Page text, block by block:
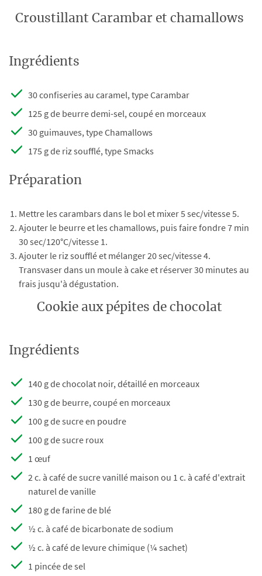
Croustillant Carambar et chamallows
Ingrédients
30 confiseries au caramel, type Carambar
125 g de beurre demi-sel, coupé en morceaux
30 guimauves, type Chamallows
175 g de riz soufflé, type Smacks
Préparation
Mettre les carambars dans le bol et mixer 5 sec/vitesse 5.
Ajouter le beurre et les chamallows, puis faire fondre 7 min
30 sec/120°C/vitesse 1.
Ajouter le riz soufflé et mélanger 20 sec/vitesse 4.
Transvaser dans un moule à cake et réserver 30 minutes au
frais jusqu'à dégustation.
Cookie aux pépites de chocolat
Ingrédients
140 g de chocolat noir, détaillé en morceaux
130 g de beurre, coupé en morceaux
100 g de sucre en poudre
100 g de sucre roux
1 œuf
2 c. à café de sucre vanillé maison ou 1 c. à café d'extrait
naturel de vanille
180 g de farine de blé
½ c. à café de bicarbonate de sodium
½ c. à café de levure chimique (¼ sachet)
1 pincée de sel